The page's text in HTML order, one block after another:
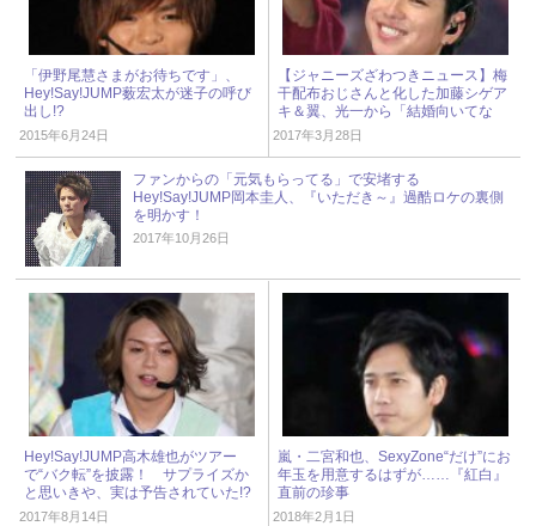
「伊野尾慧さまがお待ちです」、
Hey!Say!JUMP薮宏太が迷子の呼び
出し!?
2015年6月24日
【ジャニーズざわつきニュース】梅
干配布おじさんと化した加藤シゲア
キ＆翼、光一から「結婚向いてな
い」
2017年3月28日
ファンからの「元気もらってる」で安堵する
Hey!Say!JUMP岡本圭人、『いただき～』過酷ロケの裏側
を明かす！
2017年10月26日
Hey!Say!JUMP高木雄也がツアー
で“バク転”を披露！ サプライズか
と思いきや、実は予告されていた!?
2017年8月14日
嵐・二宮和也、SexyZone“だけ”にお
年玉を用意するはずが……『紅白』
直前の珍事
2018年2月1日